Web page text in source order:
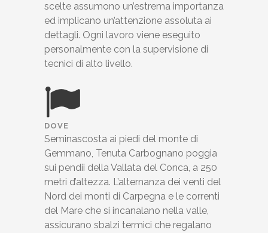
scelte assumono un’estrema importanza
ed implicano un’attenzione assoluta ai
dettagli. Ogni lavoro viene eseguito
personalmente con la supervisione di
tecnici di alto livello.
DOVE
Seminascosta ai piedi del monte di
Gemmano, Tenuta Carbognano poggia
sui pendii della Vallata del Conca, a 250
metri d’altezza. L’alternanza dei venti del
Nord dei monti di Carpegna e le correnti
del Mare che si incanalano nella valle,
assicurano sbalzi termici che regalano